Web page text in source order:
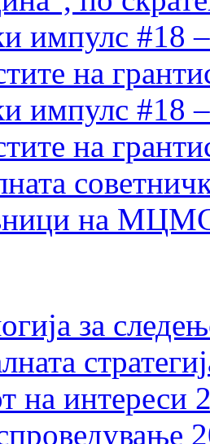
импулс #18
на
импулс #18
на
на МЦМС
за
на интереси